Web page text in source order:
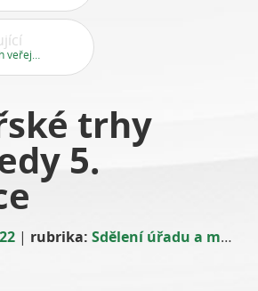
trhy
5.
| rubrika: Sdělení úřadu a městské části